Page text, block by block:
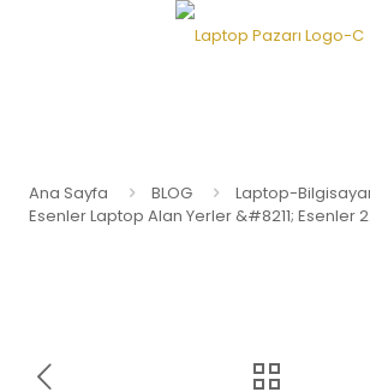
Ana Sayfa BLOG
Laptop-
Esenler Laptop Alan Yerler &#8211; Esenler 2.